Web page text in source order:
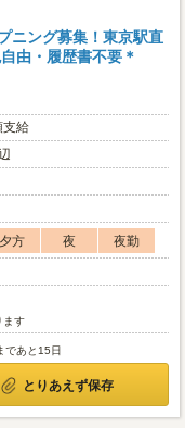
ニング募集！東京駅直
由・履歴書不要＊
支給
夕方 夜
夜勤
ます
であと15日
とりあえず保存